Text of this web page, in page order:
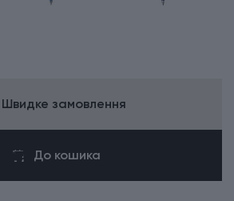
Швидке замовлення
До кошика